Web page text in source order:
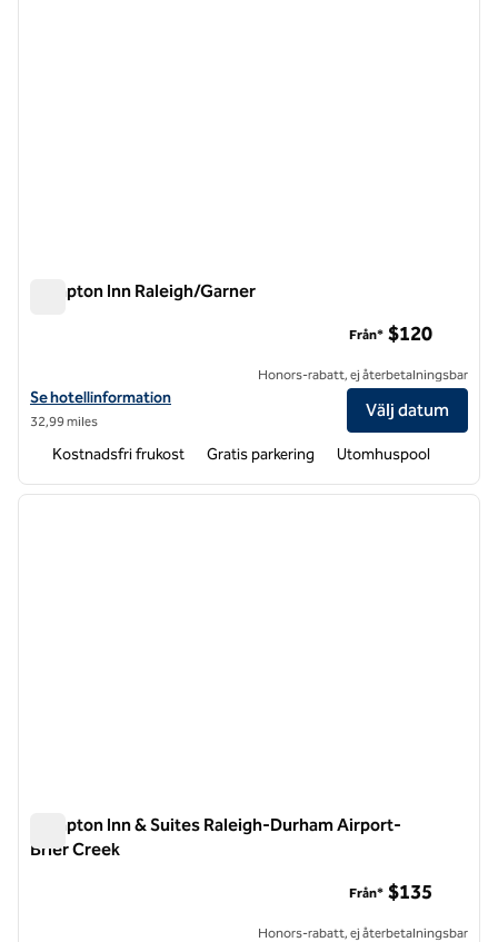
Hampton Inn Raleigh/Garner
Visa hotelldetaljer för Hampton Inn Raleigh/Garner
Se hotellinformation
32,99 miles
Från* $120
Honors-rabatt, ej återbetalningsbar
Välj datum
Kostnadsfri frukost Gratis parkering Utomhuspool
1 av 12
nästa
Hampton Inn & Suites Raleigh-Durham Airport-
Brier Creek
Från* $135
Honors-rabatt, ej återbetalningsbar